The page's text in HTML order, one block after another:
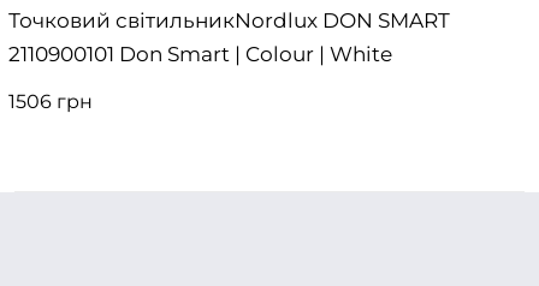
Точковий світильникNordlux DON SMART
2110900101 Don Smart | Colour | White
1506 грн